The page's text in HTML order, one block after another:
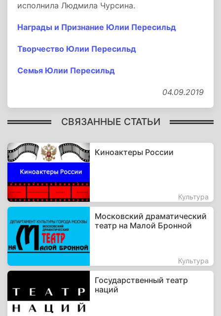
исполнила Людмила Чурсина.
Награды и Признание Юлии Пересильд
Творчество Юлии Пересильд
Семья Юлии Пересильд
04.09.2019
СВЯЗАННЫЕ СТАТЬИ
Киноактеры России
Культура
Московский драматический
театр на Малой Бронной
Культура
Государственный театр
наций